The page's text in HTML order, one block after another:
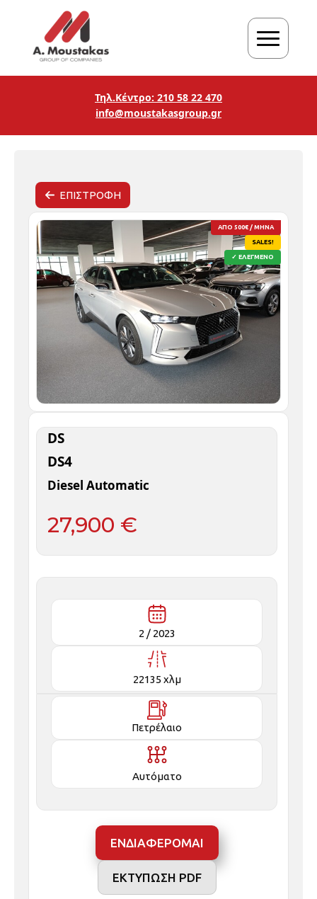
Τηλ.Κέντρο: 210 58 22 470
info@moustakasgroup.gr
ΕΠΙΣΤΡΟΦΗ
ΑΠΟ 500€ / ΜΗΝΑ
SALES!
✓ ΕΛΕΓΜΕΝΟ
DS
DS4
Diesel Automatic
27,900 €
2 / 2023
22135 χλμ
Πετρέλαιο
Αυτόματο
ΕΝΔΙΑΦΕΡΟΜΑΙ
ΕΚΤΥΠΩΣΗ PDF